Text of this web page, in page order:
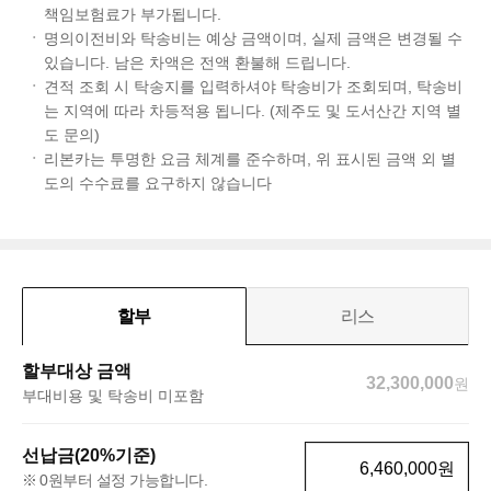
책임보험료가 부가됩니다.
명의이전비와 탁송비는 예상 금액이며, 실제 금액은 변경될 수
있습니다. 남은 차액은 전액 환불해 드립니다.
견적 조회 시 탁송지를 입력하셔야 탁송비가 조회되며, 탁송비
는 지역에 따라 차등적용 됩니다. (제주도 및 도서산간 지역 별
도 문의)
리본카는 투명한 요금 체계를 준수하며, 위 표시된 금액 외 별
도의 수수료를 요구하지 않습니다
할부 리스
할부대상 금액
부대비용 및 탁송비 미포함
32,300,000원
선납금(20%기준)
0원부터 설정 가능합니다.
원